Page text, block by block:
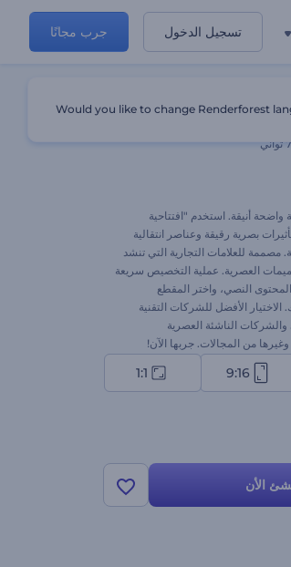
تسجيل الدخول جرب مجانًا
7 ثواني
أنيقة. استخدم "افتتاحية
بصرية رقيقة وعناصر انتقالية
مصممة للعلامات التجارية التي تنشد
العصرية. عملية التخصيص سريعة
النصي، واختر المقطع
الأفضل للشركات التقنية
الناشئة العصرية
وغيرها من المجالات. جربها الآن!
9:16
1:1
الأن
Would you like to change Renderforest